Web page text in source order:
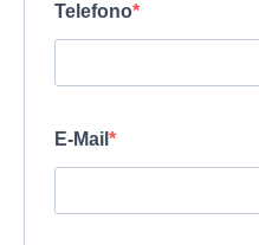
Telefono
E-Mail